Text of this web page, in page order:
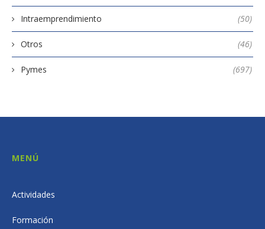
Intraemprendimiento (50)
Otros (46)
Pymes (697)
MENÚ
Actividades
Formación